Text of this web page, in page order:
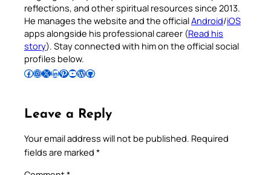
reflections, and other spiritual resources since 2013.
He manages the website and the officialAndroid/iOS
apps alongside his professional career (Read his
story). Stay connected with him on the official social
profiles below.
Follow Pradeep on Facebook Follow Pradeep on InstagramFollow Pradeep on X Follow Pradeep on LinkedIn Follow Pradeep on Pinterest Subscribe to Pradeep’s Youtube Channel Follow Pradeep on WordPress Follow Pradeep on GitHub
Leave a Reply
Your email address will not be published. Required
fields are marked *